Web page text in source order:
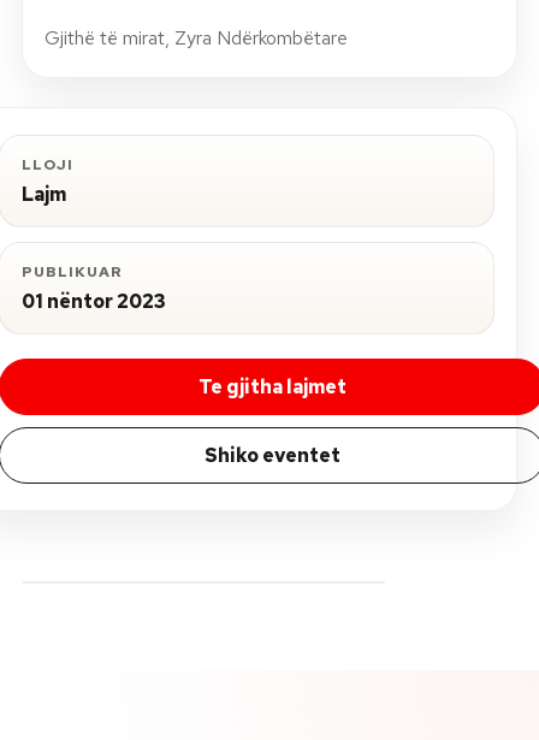
Gjithë të mirat, Zyra Ndërkombëtare
LLOJI
Lajm
PUBLIKUAR
01 nëntor 2023
Te gjitha lajmet
Shiko eventet